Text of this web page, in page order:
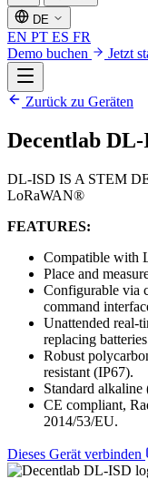
DE
EN PT ES FR
Demo buchen
Jetzt
Zurück zu Geräten
Decentlab
DL-ISD IS A STEM
LoRaWAN®
FEATURES:
Compatible with
Place and
Configurable via
command
Unattended real-
replacing
Robust
resistant (IP67).
Standard alkaline
CE compliant,
2014/53/EU.
Dieses Gerät verbinden